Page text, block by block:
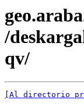
/
qv/
[Al directorio